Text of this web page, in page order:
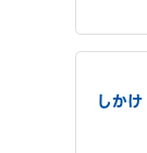
しかけ